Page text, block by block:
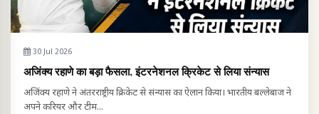
30 Jul 2026
अजिंक्य रहाणे का बड़ा फैसला, इंटरनेशनल क्रिकेट से लिया संन्यास
अजिंक्य रहाणे ने अंतरराष्ट्रीय क्रिकेट से संन्यास का ऐलान किया। भारतीय बल्लेबाज ने
अपने करियर और टीम...